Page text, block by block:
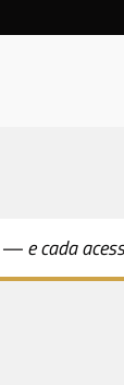
e cada